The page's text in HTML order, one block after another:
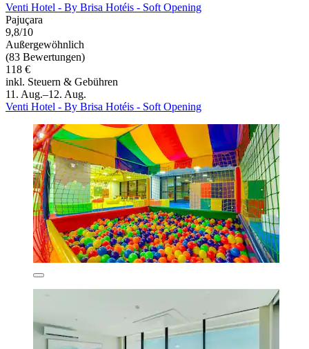
Venti Hotel - By Brisa Hotéis - Soft Opening
Pajuçara
9,8/10
Außergewöhnlich
(83 Bewertungen)
118 €
inkl. Steuern & Gebühren
11. Aug.–12. Aug.
Venti Hotel - By Brisa Hotéis - Soft Opening